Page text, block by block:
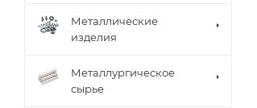
Металлические
изделия
Металлургическое
сырье